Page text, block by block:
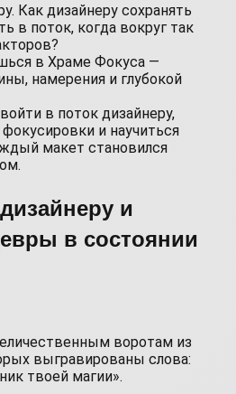
Как дизайнеру сохранять
в поток, когда вокруг так
в Храме Фокуса —
намерения и глубокой
в поток дизайнеру,
и научиться
макет становился
и
в состоянии
воротам из
выгравированы слова:
твоей магии».